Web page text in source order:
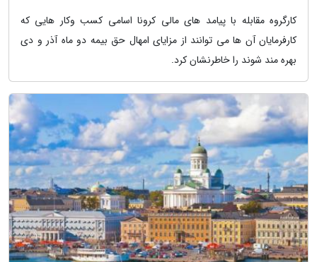
کارگروه مقابله با پیامد های مالی کرونا اسامی کسب وکار هایی که
کارفرمایان آن ها می توانند از مزایای امهال حق بیمه دو ماه آذر و دی
بهره مند شوند را خاطرنشان کرد.